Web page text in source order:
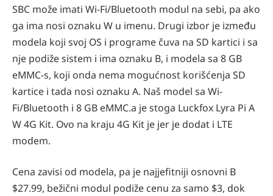
SBC može imati Wi-Fi/Bluetooth modul na sebi, pa ako
ga ima nosi oznaku W u imenu. Drugi izbor je između
modela koji svoj OS i programe čuva na SD kartici i sa
nje podiže sistem i ima oznaku B, i modela sa 8 GB
eMMC-s, koji onda nema mogućnost korišćenja SD
kartice i tada nosi oznaku A. Naš model sa Wi-
Fi/Bluetooth i 8 GB eMMC.a je stoga Luckfox Lyra Pi A
W 4G Kit. Ovo na kraju 4G Kit je jer je dodat i LTE
modem.
Cena zavisi od modela, pa je najjefitniji osnovni B
$27.99, bežični modul podiže cenu za samo $3, dok